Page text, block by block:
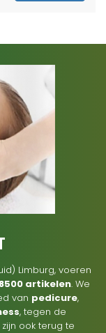
Limburg, voeren
8500 artikelen. We
van pedicure,
, tegen de
ook terug te